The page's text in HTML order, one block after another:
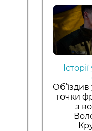
Об’їздив
точки
з